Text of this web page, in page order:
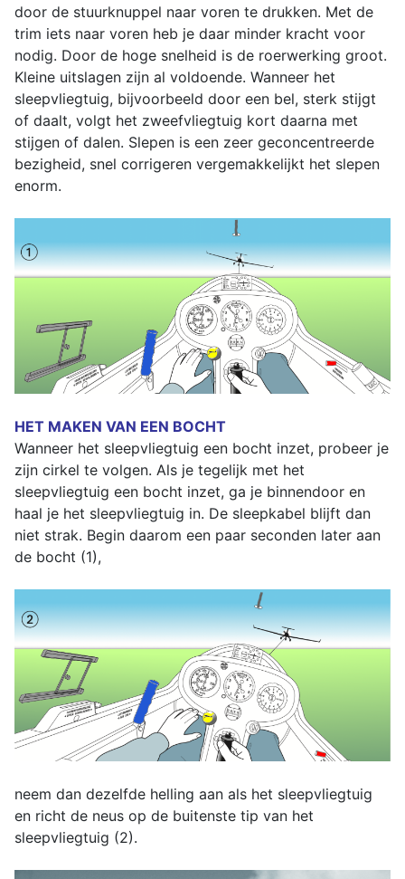
door de stuurknuppel naar voren te drukken. Met de
trim iets naar voren heb je daar minder kracht voor
nodig. Door de hoge snelheid is de roerwerking groot.
Kleine uitslagen zijn al voldoende. Wanneer het
sleepvliegtuig, bijvoorbeeld door een bel, sterk stijgt
of daalt, volgt het zweefvliegtuig kort daarna met
stijgen of dalen. Slepen is een zeer geconcentreerde
bezigheid, snel corrigeren vergemakkelijkt het slepen
enorm.
HET MAKEN VAN EEN BOCHT
Wanneer het sleepvliegtuig een bocht inzet, probeer je
zijn cirkel te volgen. Als je tegelijk met het
sleepvliegtuig een bocht inzet, ga je binnendoor en
haal je het sleepvliegtuig in. De sleepkabel blijft dan
niet strak. Begin daarom een paar seconden later aan
de bocht (1),
neem dan dezelfde helling aan als het sleepvliegtuig
en richt de neus op de buitenste tip van het
sleepvliegtuig (2).